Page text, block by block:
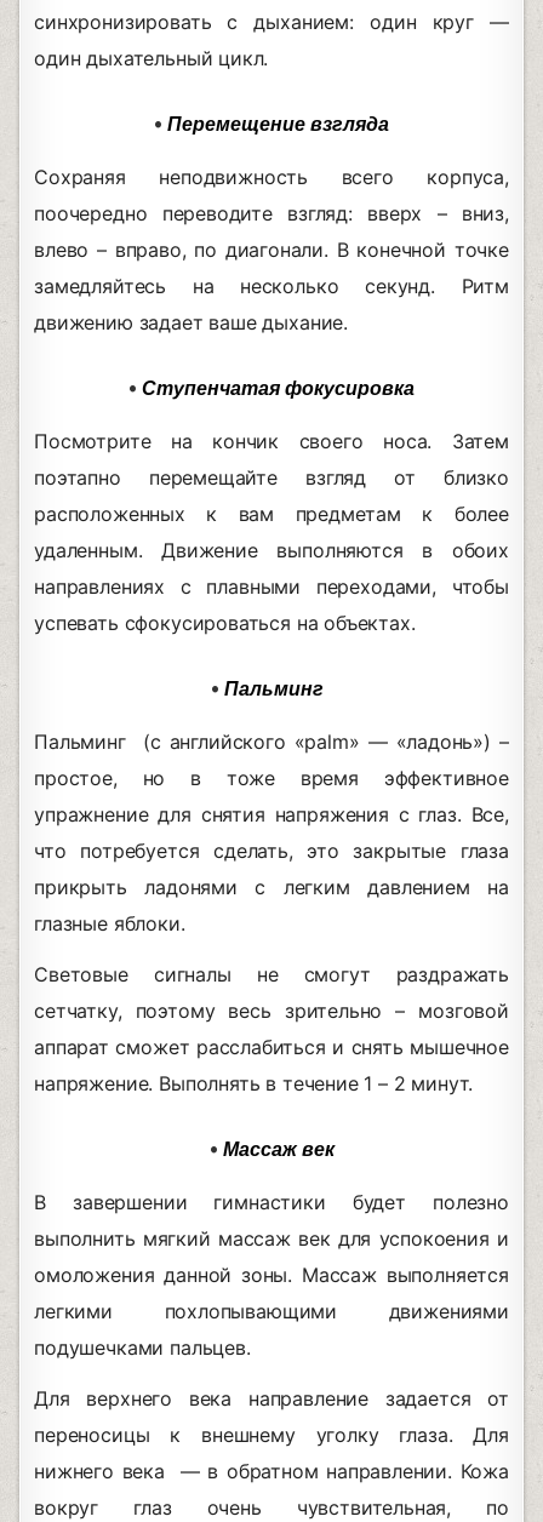
синхронизировать с дыханием: один круг —
один дыхательный цикл.
• Перемещение взгляда
Сохраняя
неподвижность всего корпуса,
поочередно переводите взгляд: вверх – вниз,
влево – вправо, по диагонали. В конечной точке
замедляйтесь на несколько секунд. Ритм
движению задает ваше дыхание.
• Ступенчатая фокусировка
Посмотрите на кончик своего носа. Затем
поэтапно перемещайте взгляд от близко
расположенных к вам предметам к более
удаленным. Движение выполняются в обоих
направлениях с плавными переходами, чтобы
успевать сфокусироваться на объектах.
• Пальминг
Пальминг (с английского «palm» — «ладонь») –
простое, но в тоже время эффективное
упражнение для снятия напряжения с глаз. Все,
что потребуется сделать, это закрытые глаза
прикрыть ладонями с легким давлением на
глазные яблоки.
Световые сигналы не смогут раздражать
сетчатку, поэтому весь зрительно – мозговой
аппарат сможет расслабиться и снять мышечное
напряжение. Выполнять в течение 1 – 2 минут.
• Массаж век
В завершении гимнастики будет полезно
выполнить мягкий массаж век для успокоения и
омоложения данной зоны. Массаж выполняется
легкими похлопывающими движениями
подушечками пальцев.
Для верхнего века направление задается от
переносицы к внешнему уголку глаза. Для
нижнего века — в обратном направлении. Кожа
вокруг глаз очень чувствительная, по